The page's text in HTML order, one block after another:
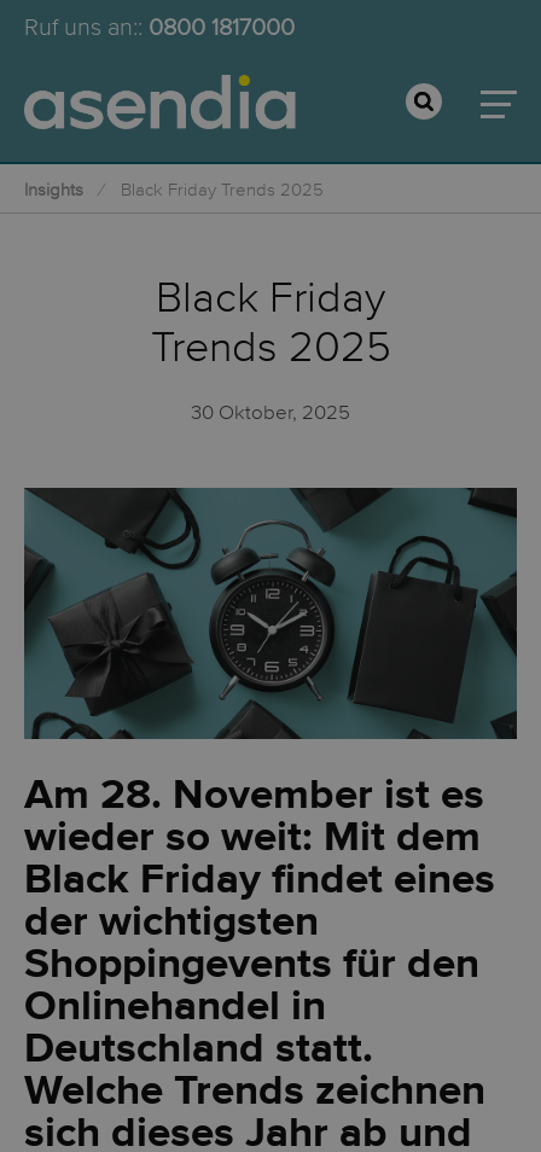
Ruf uns an:: 0800 1817000
Insights Black Friday Trends 2025
Black Friday
Trends 2025
30 Oktober, 2025
Am 28. November ist es
wieder so weit: Mit dem
Black Friday findet eines
der wichtigsten
Shoppingevents für den
Onlinehandel in
Deutschland statt.
Welche Trends zeichnen
sich dieses Jahr ab und